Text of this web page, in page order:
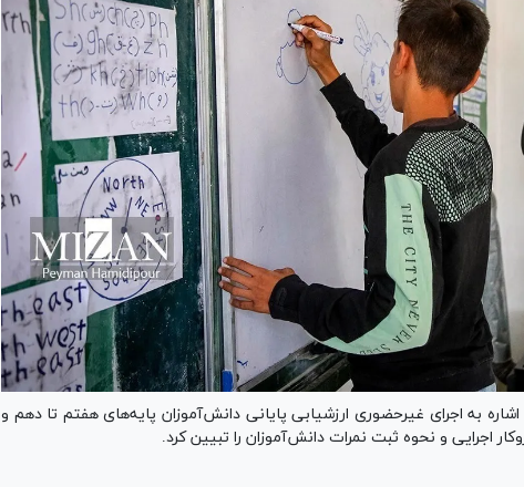
به اجرای غیرحضوری ارزشیابی پایانی دانش‌آموزان پایه‌های هفتم تا دهم و
اجرایی و نحوه ثبت نمرات دانش‌آموزان را تبیین کرد.